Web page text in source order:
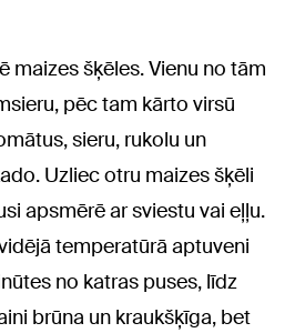
maizes šķēles. Vienu no tām
pēc tam kārto virsū
sieru, rukolu un
Uzliec otru maizes šķēli
apsmērē ar sviestu vai eļļu.
temperatūrā aptuveni
no katras puses, līdz
brūna un kraukšķīga, bet